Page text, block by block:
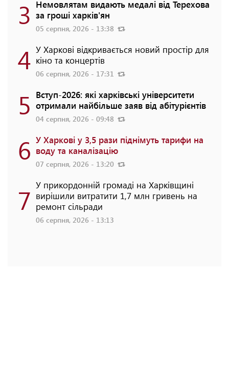
3 Немовлятам видають медалі від Терехова
за гроші харків'ян
05 серпня, 2026 - 13:38
4 У Харкові відкривається новий простір для
кіно та концертів
06 серпня, 2026 - 17:31
5 Вступ-2026: які харківські університети
отримали найбільше заяв від абітурієнтів
04 серпня, 2026 - 09:48
6 У Харкові у 3,5 рази піднімуть тарифи на
воду та каналізацію
07 серпня, 2026 - 13:20
7 У прикордонній громаді на Харківщині
вирішили витратити 1,7 млн гривень на
ремонт сільради
06 серпня, 2026 - 13:13